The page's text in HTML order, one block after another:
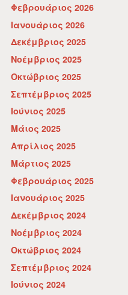
Φεβρουάριος 2026
Ιανουάριος 2026
Δεκέμβριος 2025
Νοέμβριος 2025
Οκτώβριος 2025
Σεπτέμβριος 2025
Ιούνιος 2025
Μάιος 2025
Απρίλιος 2025
Μάρτιος 2025
Φεβρουάριος 2025
Ιανουάριος 2025
Δεκέμβριος 2024
Νοέμβριος 2024
Οκτώβριος 2024
Σεπτέμβριος 2024
Ιούνιος 2024